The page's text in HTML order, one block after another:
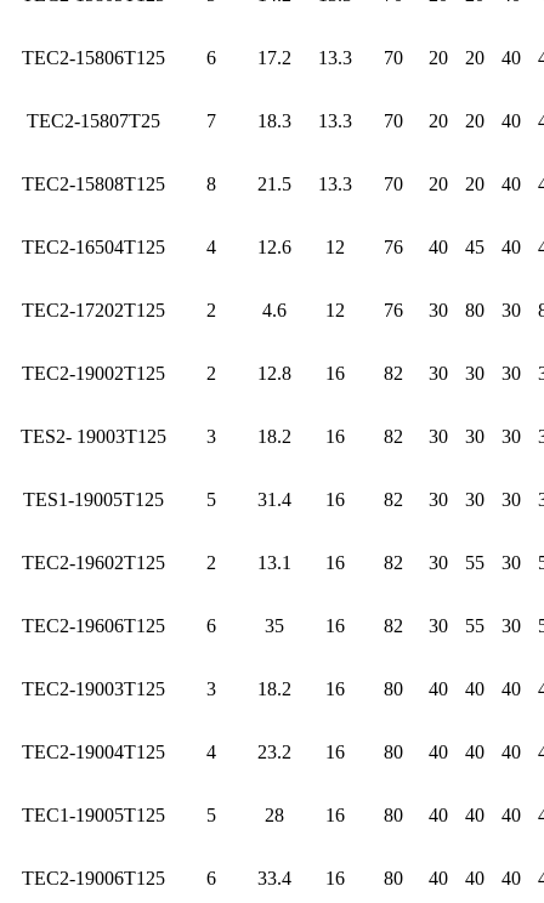
TEC2-15806T125 6 17.2 13.3 70 20 20 40
TEC2-15807T25 7 18.3 13.3 70 20 20 40
TEC2-15808T125 8 21.5 13.3 70 20 20 40
TEC2-16504T125 4 12.6 12 76 40 45 40
TEC2-17202T125 2 4.6 12 76 30 80 30
TEC2-19002T125 2 12.8 16 82 30 30 30
TES2- 19003T125 3 18.2 16 82 30 30 30
TES1-19005T125 5 31.4 16 82 30 30 30
TEC2-19602T125 2 13.1 16 82 30 55 30
TEC2-19606T125 6 35 16 82 30 55 30
TEC2-19003T125 3 18.2 16 80 40 40 40
TEC2-19004T125 4 23.2 16 80 40 40 40
TEC1-19005T125 5 28 16 80 40 40 40
TEC2-19006T125 6 33.4 16 80 40 40 40